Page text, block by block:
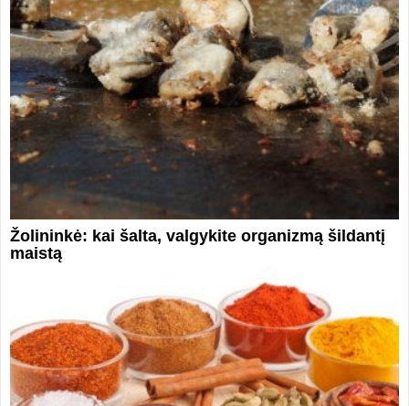
Žolininkė: kai šalta, valgykite organizmą šildantį
maistą